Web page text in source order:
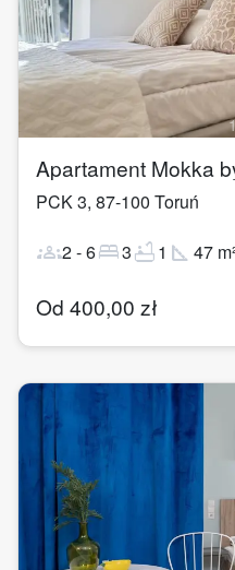
Apartament Mokka
PCK 3, 87-100 Toruń
groups2-6bed3bathtub1 square_foot 47
Od 400,00 zł